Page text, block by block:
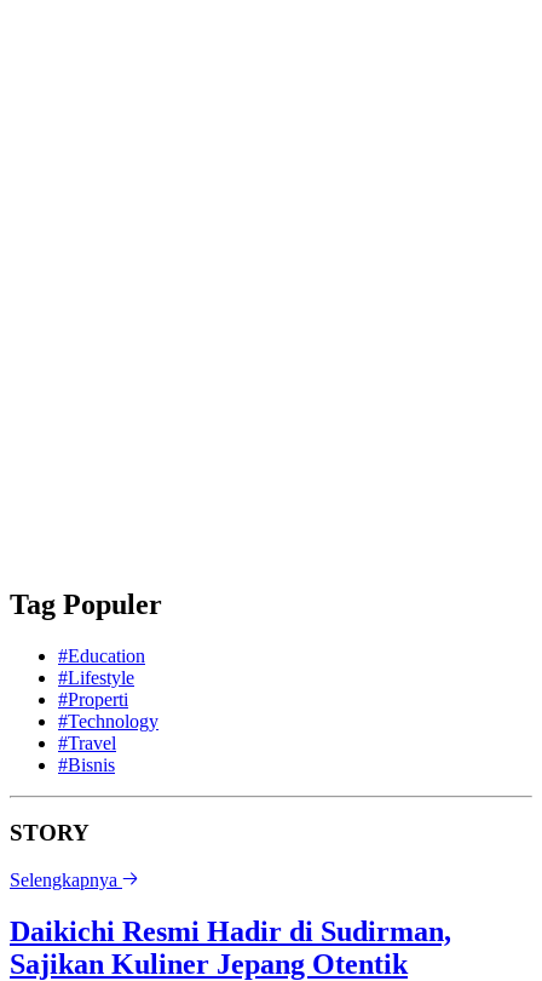
Tag Populer
#Education
#Lifestyle
#Properti
#Technology
#Travel
#Bisnis
STORY
Selengkapnya
Daikichi Resmi Hadir di Sudirman,
Sajikan Kuliner Jepang Otentik